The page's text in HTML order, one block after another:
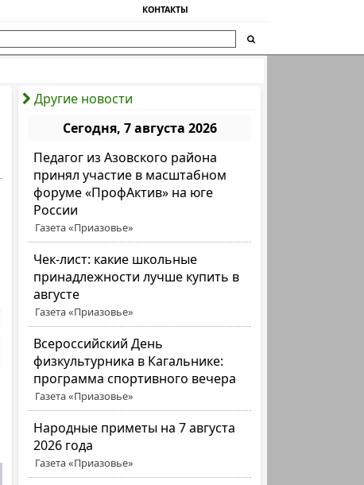
КОНТАКТЫ
Другие новости
Сегодня, 7 августа 2026
Педагог из Азовского района
принял участие в масштабном
форуме «ПрофАктив» на юге
России
Газета «Приазовье»
Чек-лист: какие школьные
принадлежности лучше купить в
августе
Газета «Приазовье»
Всероссийский День
физкультурника в Кагальнике:
программа спортивного вечера
Газета «Приазовье»
Народные приметы на 7 августа
2026 года
Газета «Приазовье»